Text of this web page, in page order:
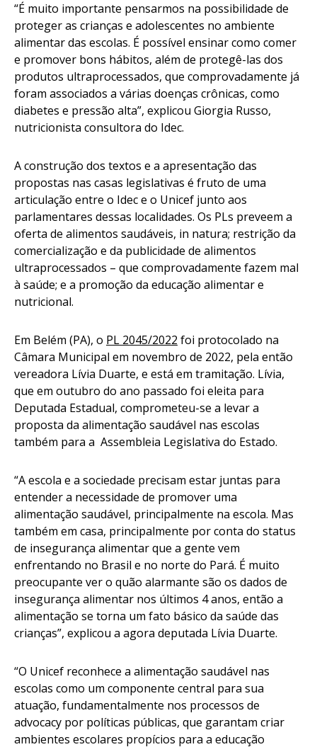
“É muito importante pensarmos na possibilidade de
proteger as crianças e adolescentes no ambiente
alimentar das escolas. É possível ensinar como comer
e promover bons hábitos, além de protegê-las dos
produtos ultraprocessados, que comprovadamente já
foram associados a várias doenças crônicas, como
diabetes e pressão alta”, explicou Giorgia Russo,
nutricionista consultora do Idec.
A construção dos textos e a apresentação das
propostas nas casas legislativas é fruto de uma
articulação entre o Idec e o Unicef junto aos
parlamentares dessas localidades. Os PLs preveem a
oferta de alimentos saudáveis, in natura; restrição da
comercialização e da publicidade de alimentos
ultraprocessados – que comprovadamente fazem mal
à saúde; e a promoção da educação alimentar e
nutricional.
Em Belém (PA), o PL 2045/2022 foi protocolado na
Câmara Municipal em novembro de 2022, pela então
vereadora Lívia Duarte, e está em tramitação. Lívia,
que em outubro do ano passado foi eleita para
Deputada Estadual, comprometeu-se a levar a
proposta da alimentação saudável nas escolas
também para a Assembleia Legislativa do Estado.
“A escola e a sociedade precisam estar juntas para
entender a necessidade de promover uma
alimentação saudável, principalmente na escola. Mas
também em casa, principalmente por conta do status
de insegurança alimentar que a gente vem
enfrentando no Brasil e no norte do Pará. É muito
preocupante ver o quão alarmante são os dados de
insegurança alimentar nos últimos 4 anos, então a
alimentação se torna um fato básico da saúde das
crianças”, explicou a agora deputada Lívia Duarte.
“O Unicef reconhece a alimentação saudável nas
escolas como um componente central para sua
atuação, fundamentalmente nos processos de
advocacy por políticas públicas, que garantam criar
ambientes escolares propícios para a educação